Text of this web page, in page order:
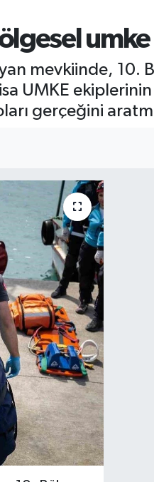
mevkiinde, 10.
UMKE
gerçeğini